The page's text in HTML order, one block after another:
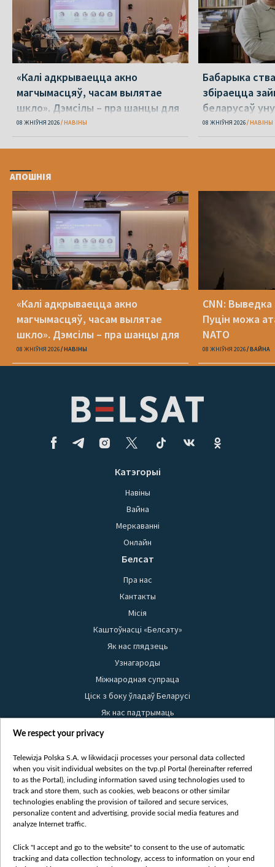
«Калі адкрываецца акно
магчымасцяў, часам вылятае
шкло». Дэмсілы – пра шанцы для
Беларусі
08 ЖНІЎНЯ 2026 НАВІНЫ
Бабарыка
збіраецца
беларусаў
дыяспары
08 ЖНІЎНЯ 2026 НАВІНЫ
АПОШНІЯ
«Калі адкрываецца акно
магчымасцяў, часам вылятае
шкло». Дэмсілы – пра шанцы для
Беларусі
08 ЖНІЎНЯ 2026 НАВІНЫ
CNN:
Пуцін можа
NATO
08 ЖНІЎНЯ 2026 ВАЙНА
Катэгорыі
Навіны
Вайна
Меркаванні
Онлайн
Белсат
Пра нас
Кантакты
Місія
Каштоўнасці «Белсату»
Як нас глядзець
Узнагароды
Міжнародная супраца
Ціск з боку ўладаў Беларусі
Як нас падтрымаць
Правілы выкарыстання матэрыялаў
Бяспека
Youtube
Белсат news
Белсат Shorts
Жэстачайшы мульт
We respect your privacy
Telewizja Polska S.A. w likwidacji processes your personal data collected
when you visit individual websites on the tvp.pl Portal (hereinafter referred
to as the Portal), including information saved using technologies used to
track and store them, such as cookies, web beacons or other similar
technologies enabling the provision of tailored and secure services,
personalize content and advertising, provide social media features and
analyze Internet traffic.
Click "I accept and go to the website" to consent to the use of automatic
tracking and data collection technology, access to information on your end